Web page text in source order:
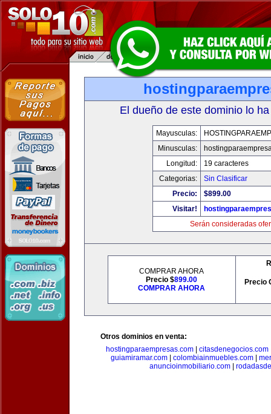
El dueño de este dominio lo
Mayusculas:
Minusculas:
Longitud:
19 caracteres
Categorias:
Sin Clasificar
Precio:
$899.00
Visitar!
Serán consideradas
COMPRAR AHORA
Precio $899.00
COMPRAR AHORA
Precio
Otros dominios en venta:
hostingparaempresas.com| citasdenegocios.com
guiamiramar.com| colombiainmuebles.com|
anuncioinmobiliario.com